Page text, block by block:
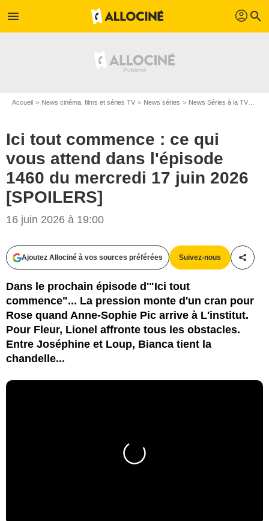
menu profil search
Accueil News cinéma, films et séries TV News séries News Séries à la TV
Ici tout commence : ce qui
vous attend dans l'épisode
1460 du mercredi 17 juin 2026
[SPOILERS]
16 juin 2026 à 19:00
Ajoutez Allociné à vos sources préférées Suivez-nous
Dans le prochain épisode d'"Ici tout
commence"... La pression monte d'un cran pour
Rose quand Anne-Sophie Pic arrive à L'institut.
Pour Fleur, Lionel affronte tous les obstacles.
Entre Joséphine et Loup, Bianca tient la
chandelle...